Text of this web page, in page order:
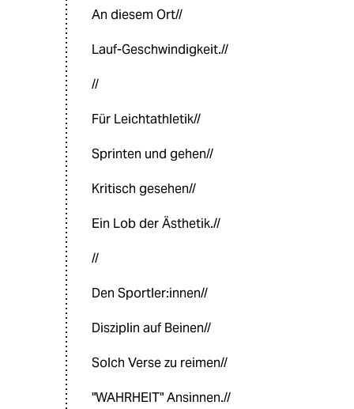
An diesem Ort//
Lauf-Geschwindigkeit.//
//
Für Leichtathletik//
Sprinten und gehen//
Kritisch gesehen//
Ein Lob der Ästhetik.//
//
Den Sportler:innen//
Disziplin auf Beinen//
Solch Verse zu reimen//
"WAHRHEIT" Ansinnen.//